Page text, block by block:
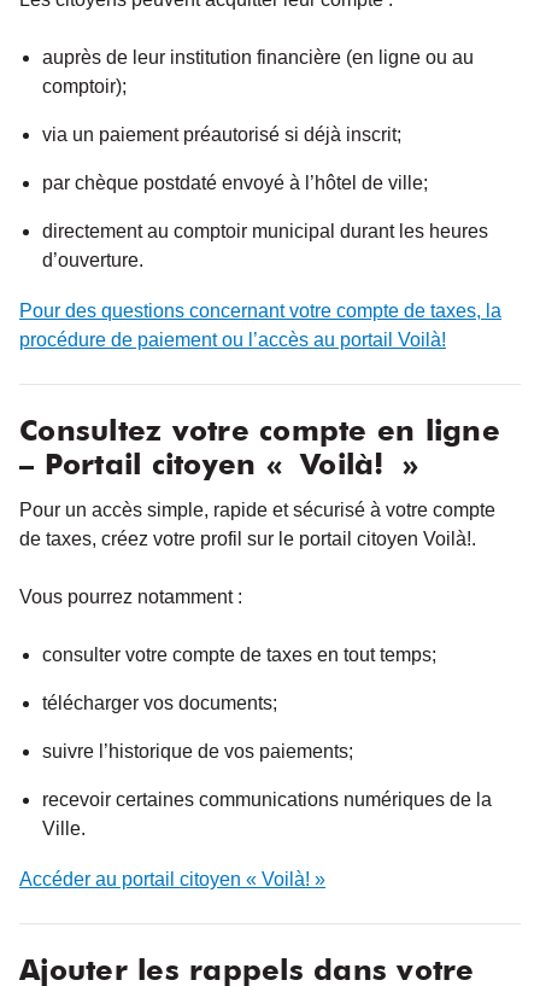
auprès de leur institution financière (en ligne ou au
comptoir);
via un paiement préautorisé si déjà inscrit;
par chèque postdaté envoyé à l’hôtel de ville;
directement au comptoir municipal durant les heures
d’ouverture.
Pour des questions concernant votre compte de taxes, la
procédure de paiement ou l’accès au portail Voilà!
Consultez votre compte en ligne
– Portail citoyen « Voilà! »
Pour un accès simple, rapide et sécurisé à votre compte
de taxes, créez votre profil sur le portail citoyen Voilà!.
Vous pourrez notamment :
consulter votre compte de taxes en tout temps;
télécharger vos documents;
suivre l’historique de vos paiements;
recevoir certaines communications numériques de la
Ville.
Accéder au portail citoyen « Voilà! »
Ajouter les rappels dans votre